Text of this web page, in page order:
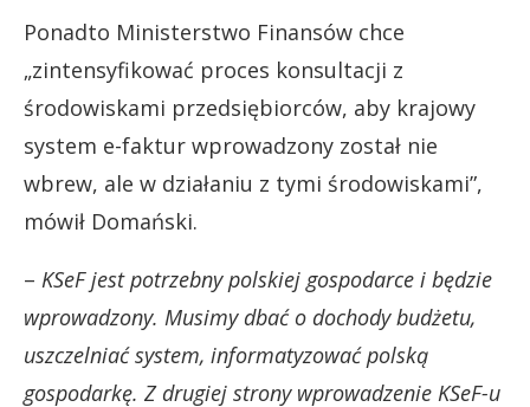
Ponadto Ministerstwo Finansów chce
„zintensyfikować proces konsultacji z
środowiskami przedsiębiorców, aby krajowy
system e-faktur wprowadzony został nie
wbrew, ale w działaniu z tymi środowiskami”,
mówił Domański.
– KSeF jest potrzebny polskiej gospodarce i będzie
wprowadzony. Musimy dbać o dochody budżetu,
uszczelniać system, informatyzować polską
gospodarkę. Z drugiej strony wprowadzenie KSeF-u